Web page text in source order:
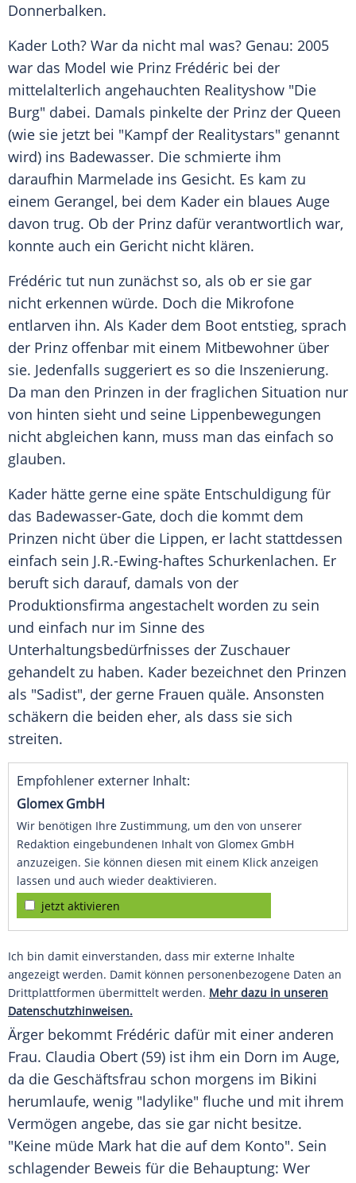
Donnerbalken.
Kader Loth? War da nicht mal was? Genau: 2005
war das Model wie Prinz Frédéric bei der
mittelalterlich angehauchten Realityshow "Die
Burg" dabei. Damals pinkelte der Prinz der Queen
(wie sie jetzt bei "Kampf der Realitystars" genannt
wird) ins Badewasser. Die schmierte ihm
daraufhin Marmelade ins Gesicht. Es kam zu
einem Gerangel, bei dem Kader ein blaues Auge
davon trug. Ob der Prinz dafür verantwortlich war,
konnte auch ein Gericht nicht klären.
Frédéric tut nun zunächst so, als ob er sie gar
nicht erkennen würde. Doch die Mikrofone
entlarven ihn. Als Kader dem Boot entstieg, sprach
der Prinz offenbar mit einem Mitbewohner über
sie. Jedenfalls suggeriert es so die Inszenierung.
Da man den Prinzen in der fraglichen Situation nur
von hinten sieht und seine Lippenbewegungen
nicht abgleichen kann, muss man das einfach so
glauben.
Kader hätte gerne eine späte Entschuldigung für
das Badewasser-Gate, doch die kommt dem
Prinzen nicht über die Lippen, er lacht stattdessen
einfach sein J.R.-Ewing-haftes Schurkenlachen. Er
beruft sich darauf, damals von der
Produktionsfirma angestachelt worden zu sein
und einfach nur im Sinne des
Unterhaltungsbedürfnisses der Zuschauer
gehandelt zu haben. Kader bezeichnet den Prinzen
als "Sadist", der gerne Frauen quäle. Ansonsten
schäkern die beiden eher, als dass sie sich
streiten.
Empfohlener externer Inhalt:
Glomex GmbH
Wir benötigen Ihre Zustimmung, um den von unserer
Redaktion eingebundenen Inhalt von Glomex GmbH
anzuzeigen. Sie können diesen mit einem Klick anzeigen
lassen und auch wieder deaktivieren.
jetzt aktivieren
Ich bin damit einverstanden, dass mir externe Inhalte
angezeigt werden. Damit können personenbezogene Daten an
Drittplattformen übermittelt werden. Mehr dazu in unseren
Datenschutzhinweisen.
Ärger bekommt Frédéric dafür mit einer anderen
Frau. Claudia Obert (59) ist ihm ein Dorn im Auge,
da die Geschäftsfrau schon morgens im Bikini
herumlaufe, wenig "ladylike" fluche und mit ihrem
Vermögen angebe, das sie gar nicht besitze.
"Keine müde Mark hat die auf dem Konto". Sein
schlagender Beweis für die Behauptung: Wer